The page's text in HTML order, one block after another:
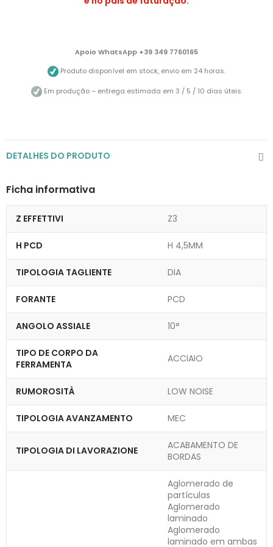
Apoio WhatsApp +39 349 7760165
Produto disponível em stock, envio em 24 horas.
Em produção – entrega estimada em 3 / 5 / 10 dias úteis.
DETALHES DO PRODUTO
Ficha informativa
Z EFFETTIVI Z3
H PCD H 4,5MM
TIPOLOGIA TAGLIENTE DIA
FORANTE PCD
ANGOLO ASSIALE 10°
TIPO DE CORPO DA
FERRAMENTA
ACCIAIO
RUMOROSITÀ LOW NOISE
TIPOLOGIA AVANZAMENTO MEC
TIPOLOGIA DI LAVORAZIONE
ACABAMENTO DE
BORDAS
Aglomerado de
partículas
Aglomerado
laminado
Aglomerado
laminado em ambas